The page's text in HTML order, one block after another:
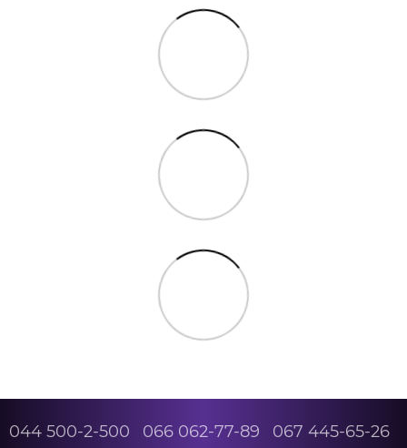
044 500-2-500 066 062-77-89 067 445-65-26